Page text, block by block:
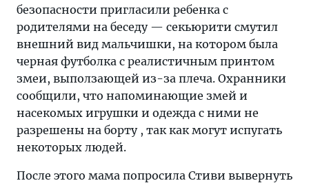
безопасности пригласили ребенка с
родителями на беседу — секьюрити смутил
внешний вид мальчишки, на котором была
черная футболка с реалистичным принтом
змеи, выползающей из-за плеча. Охранники
сообщили, что напоминающие змей и
насекомых игрушки и одежда с ними не
разрешены на борту , так как могут испугать
некоторых людей.
После этого мама попросила Стиви вывернуть